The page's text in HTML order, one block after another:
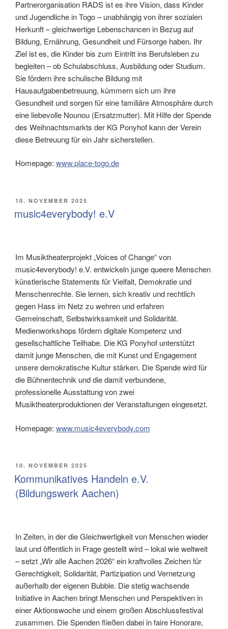
Partnerorganisation RADS ist es ihre Vision, dass Kinder
und Jugendliche in Togo – unabhängig von ihrer sozialen
Herkunft – gleichwertige Lebenschancen in Bezug auf
Bildung, Ernährung, Gesundheit und Fürsorge haben. Ihr
Ziel ist es, die Kinder bis zum Eintritt ins Berufsleben zu
begleiten – ob Schulabschluss, Ausbildung oder Studium.
Sie fördern ihre schulische Bildung mit
Hausaufgabenbetreuung, kümmern sich um ihre
Gesundheit und sorgen für eine familiäre Atmosphäre durch
eine liebevolle Nounou (Ersatzmutter). Mit Hilfe der Spende
des Weihnachtsmarkts der KG Ponyhof kann der Verein
diese Betreuung für ein Jahr sicherstellen.
Homepage: www.place-togo.de
VERÖFFENTLICHT
10. NOVEMBER 2025
music4everybody! e.V
Im Musiktheaterprojekt „Voices of Change“ von
music4everybody! e.V. entwickeln junge queere Menschen
künstlerische Statements für Vielfalt, Demokratie und
Menschenrechte. Sie lernen, sich kreativ und rechtlich
gegen Hass im Netz zu wehren und erfahren
Gemeinschaft, Selbstwirksamkeit und Solidarität.
Medienworkshops fördern digitale Kompetenz und
gesellschaftliche Teilhabe. Die KG Ponyhof unterstützt
damit junge Menschen, die mit Kunst und Engagement
unsere demokratische Kultur stärken. Die Spende wird für
die Bühnentechnik und die damit verbundene,
professionelle Ausstattung von zwei
Musiktheaterproduktionen der Veranstaltungen eingesetzt.
Homepage: www.music4everybody.com
VERÖFFENTLICHT
AM
10. NOVEMBER 2025
Kommunikatives Handeln e.V.
(Bildungswerk Aachen)
In Zeiten, in der die Gleichwertigkeit von Menschen wieder
laut und öffentlich in Frage gestellt wird – lokal wie weltweit
– setzt „Wir alle Aachen 2026“ ein kraftvolles Zeichen für
Gerechtigkeit, Solidarität, Partizipation und Vernetzung
außerhalb der eigenen Bubble. Die stetig wachsende
Initiative in Aachen bringt Menschen und Perspektiven in
einer Aktionswoche und einem großen Abschlussfestival
zusammen. Die Spenden fließen dabei in faire Honorare,